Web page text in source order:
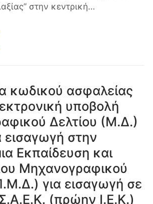
στην κεντρική…
κωδικού ασφαλείας
υποβολή
Δελτίου (Μ.Δ.)
εισαγωγή στην
Εκπαίδευση και
Μηχανογραφικού
για εισαγωγή σε
(πρώην Ι.Ε.Κ.)